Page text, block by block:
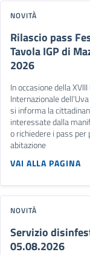
NOVITÀ
Rilascio pass
Tavola IGP di
2026
In occasione della
Internazionale
si informa la
interessate dalla
o richiedere i pass per
abitazione
VAI ALLA PAGINA
NOVITÀ
Servizio
05.08.2026